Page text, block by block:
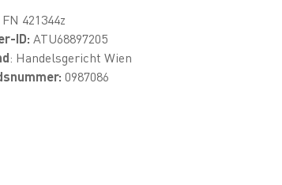
FN 421344z
ID: ATU68897205
: Handelsgericht Wien
0987086